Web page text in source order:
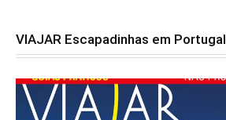
VIAJAR Escapadinhas em Portugal